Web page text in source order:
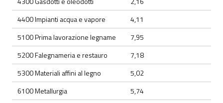
4400 Impianti acqua e vapore
4,11
5100 Prima lavorazione legname
7,95
5200 Falegnameria e restauro
7,18
5300 Materiali affini al legno
5,02
6100 Metallurgia
5,74